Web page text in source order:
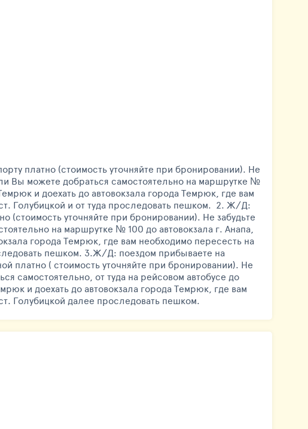
платно (стоимость уточняйте при бронировании). Не
Вы можете добраться самостоятельно на маршрутке №
и доехать до автовокзала города Темрюк, где вам
Голубицкой и от туда проследовать пешком. 2. Ж/Д:
уточняйте при бронировании). Не забудьте
на маршрутке № 100 до автовокзала г. Анапа,
города Темрюк, где вам необходимо пересесть на
пешком. 3.Ж/Д: поездом прибываете на
платно ( стоимость уточняйте при бронировании). Не
самостоятельно, от туда на рейсовом автобусе до
и доехать до автовокзала города Темрюк, где вам
Голубицкой далее проследовать пешком.